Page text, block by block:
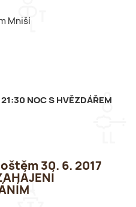
Mniší
NOC S HVĚZDÁŘEM
30. 6. 2017